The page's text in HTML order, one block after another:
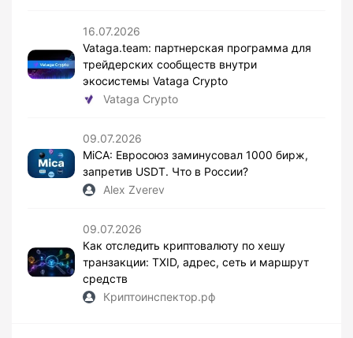
16.07.2026
Vataga.team: партнерская программа для
трейдерских сообществ внутри
экосистемы Vataga Crypto
Vataga Crypto
09.07.2026
MiCA: Евросоюз заминусовал 1000 бирж,
запретив USDT. Что в России?
Alex Zverev
09.07.2026
Как отследить криптовалюту по хешу
транзакции: TXID, адрес, сеть и маршрут
средств
Криптоинспектор.рф